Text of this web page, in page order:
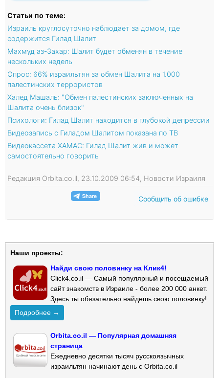
Статьи по теме:
Израиль круглосуточно наблюдает за домом, где
содержится Гилад Шалит
Махмуд аз-Захар: Шалит будет обменян в течение
нескольких недель
Опрос: 66% израильтян за обмен Шалита на 1.000
палестинских террористов
Халед Машаль: "Обмен палестинских заключенных на
Шалита очень близок"
Психологи: Гилад Шалит находится в глубокой депрессии
Видеозапись с Гиладом Шалитом показана по ТВ
Видеокассета ХАМАС: Гилад Шалит жив и может
самостоятельно говорить
Редакция Orbita.co.il, 23.10.2009 06:54, Новости Израиля
Сообщить об ошибке
Наши проекты:
Найди свою половинку на Клик4!
Click4.co.il — Самый популярный и посещаемый
сайт знакомств в Израиле - более 200 000 анкет.
Здесь ты обязательно найдешь свою половинку!
Подробнее →
Orbita.co.il — Популярная домашняя
страница
Ежедневно десятки тысяч русскоязычных
израильтян начинают день с Orbita.co.il